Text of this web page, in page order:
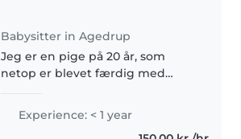
Babysitter in Agedrup
Jeg er en pige på 20 år, som
netop er blevet færdig med
sabbatår, hvor jeg arbejder,
inden jeg næste år håber på at
Experience: < 1 year